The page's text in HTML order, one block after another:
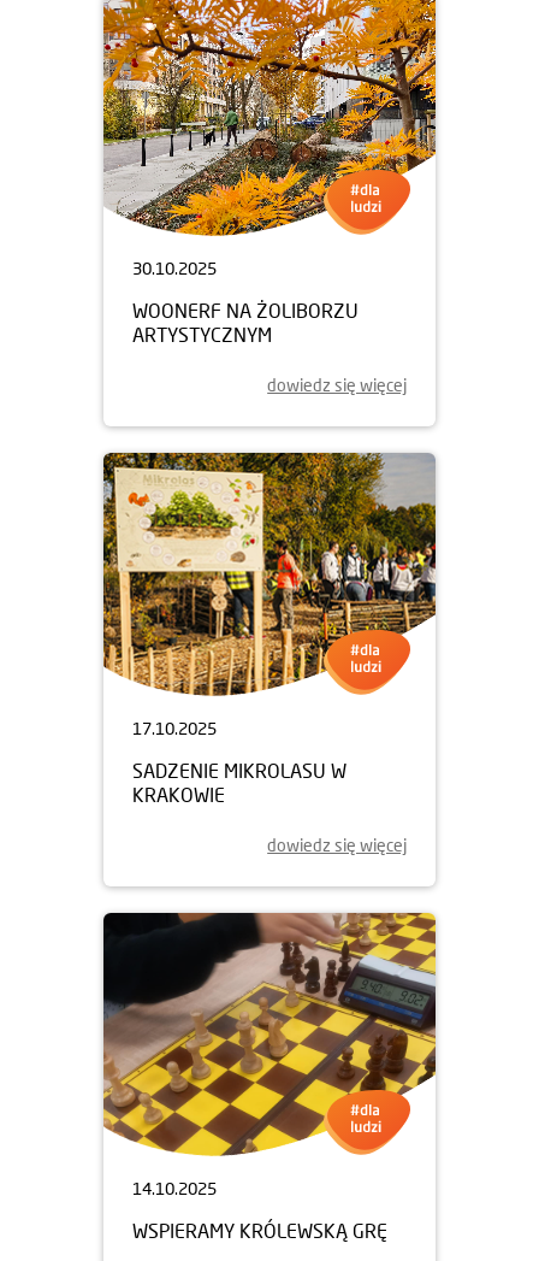
30.10.2025
WOONERF NA ŻOLIBORZU
ARTYSTYCZNYM
dowiedz się więcej
17.10.2025
SADZENIE MIKROLASU W
KRAKOWIE
dowiedz się więcej
14.10.2025
WSPIERAMY KRÓLEWSKĄ GRĘ